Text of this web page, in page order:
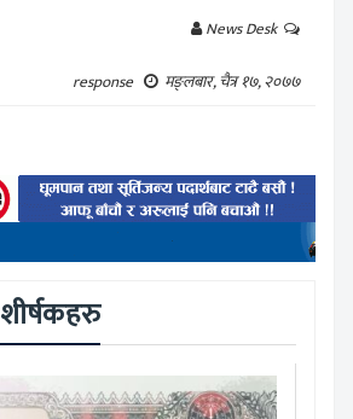
News Desk
response
मङ्लबार, चैत्र १७, २०७७